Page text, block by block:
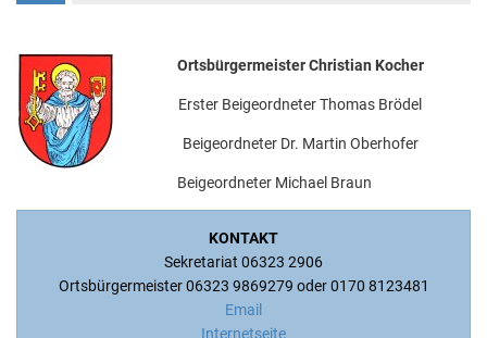
Ortsbürgermeister Christian Kocher
Erster Beigeordneter Thomas Brödel
Beigeordneter Dr. Martin Oberhofer
Beigeordneter Michael Braun
KONTAKT
Sekretariat 06323 2906
Ortsbürgermeister 06323 9869279 oder 0170 8123481
Email
Internetseite